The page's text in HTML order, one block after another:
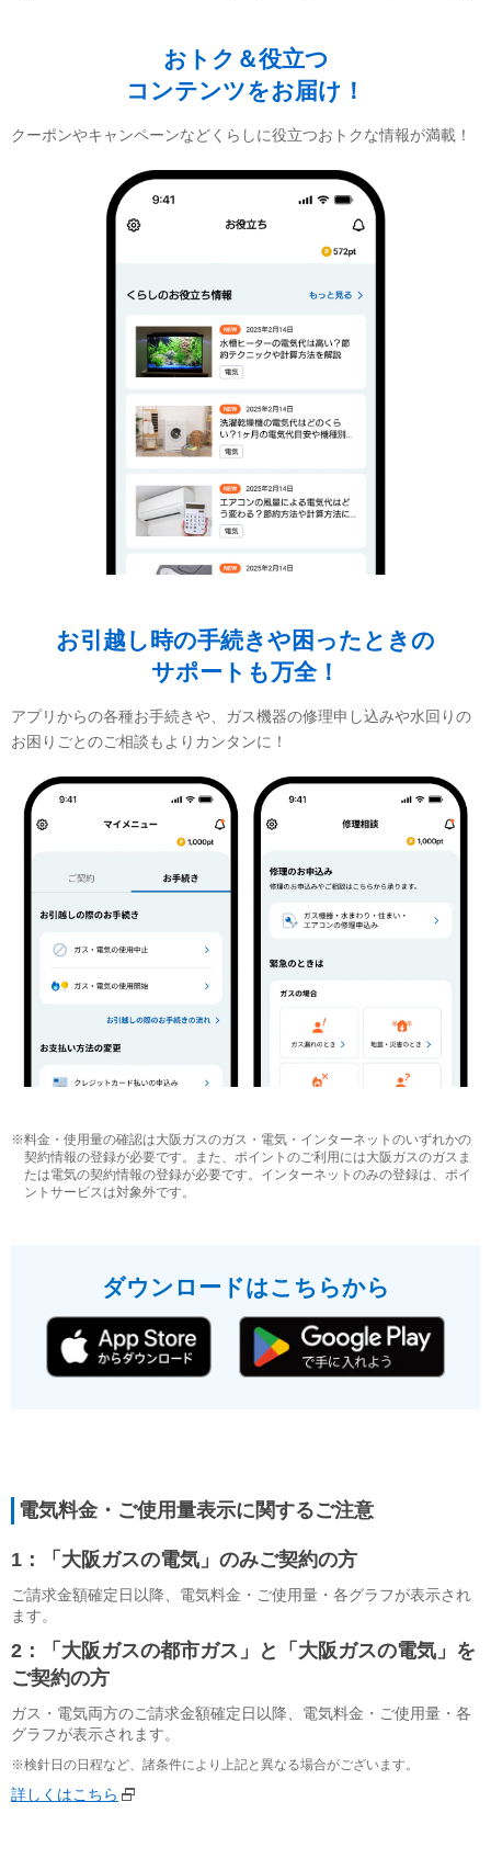
おトク＆役立つ
コンテンツをお届け！
クーポンやキャンペーンなどくらしに役立つおトクな情報が満載！
お引越し時の手続きや困ったときの
サポートも万全！
アプリからの各種お手続きや、ガス機器の修理申し込みや水回りの
お困りごとのご相談もよりカンタンに！
※料金・使用量の確認は大阪ガスのガス・電気・インターネットのいずれかの
契約情報の登録が必要です。また、ポイントのご利用には大阪ガスのガスま
たは電気の契約情報の登録が必要です。インターネットのみの登録は、ポイ
ントサービスは対象外です。
ダウンロードはこちらから
電気料金・ご使用量表示に関するご注意
1：「大阪ガスの電気」のみご契約の方
ご請求金額確定日以降、電気料金・ご使用量・各グラフが表示され
ます。
2：「大阪ガスの都市ガス」と「大阪ガスの電気」を
ご契約の方
ガス・電気両方のご請求金額確定日以降、電気料金・ご使用量・各
グラフが表示されます。
※検針日の日程など、諸条件により上記と異なる場合がございます。
詳しくはこちら